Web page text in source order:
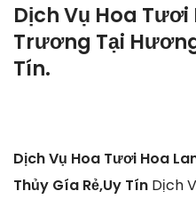
Dịch Vụ Hoa
Trương Tại
Tín.
Dịch Vụ Hoa Tươi Hoa
Thủy Gía Rẻ,Uy Tín Dịch